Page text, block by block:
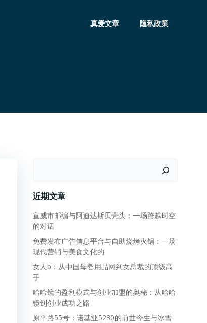
真爱文章 隐私政策
近期文章
宣威市邮编与阿迪达斯贝壳头：一场跨越时空
的对话
免费发布广告信息平台与自助烧烤火锅：一场
现代营销与美食文化的
女人b：从中国母婴用品网到女总裁的顶级高
手
哈哈镜的盈利模式与创业加盟的奥秘：从哈哈
镜到创业成功之路
原平路55号：诺基亚5230的前世今生与冰雪